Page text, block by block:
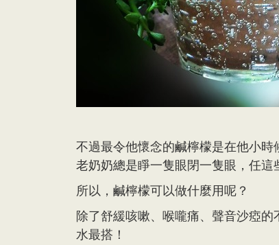
不過最令他懷念的鹹檸檬是在他小
老奶奶總是睜一隻眼閉一隻眼，任這
所以，鹹檸檬可以做什麼用呢？
除了舒緩咳嗽、喉嚨痛、聲音沙瘂
水最搭！